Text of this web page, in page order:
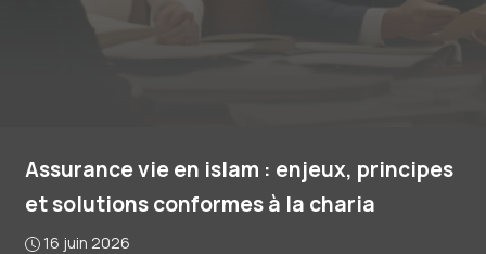
Assurance vie en islam : enjeux, principes
et solutions conformes à la charia
16 juin 2026